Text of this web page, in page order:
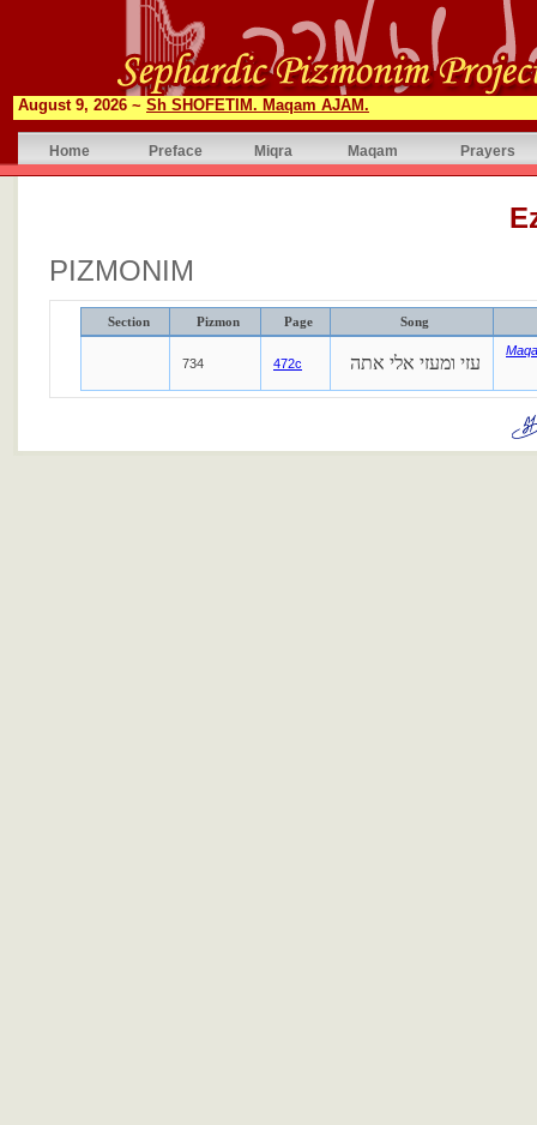
August 9, 2026 ~ Sh SHOFETIM. Maqam AJAM.
Home Preface Miqra Maqam Prayers
PIZMONIM
Section Pizmon Page Song
734 472c עזי ומעזי אלי אתה